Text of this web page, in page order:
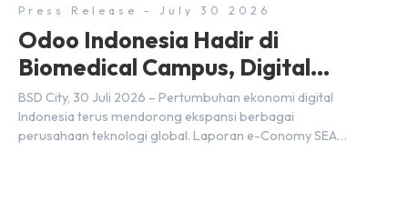
Press Release - July 30 2026
Odoo Indonesia Hadir di
Biomedical Campus, Digital
Hub, BSD City
BSD City, 30 Juli 2026 – Pertumbuhan ekonomi digital
Indonesia terus mendorong ekspansi berbagai
perusahaan teknologi global. Laporan e-Conomy SEA